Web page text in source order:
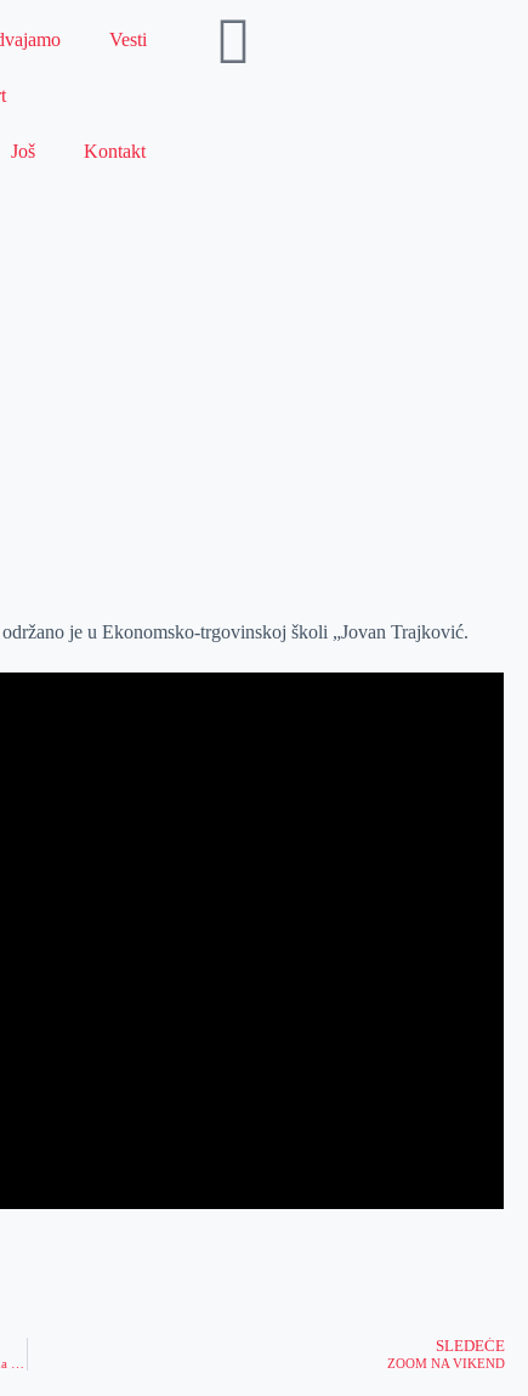
Vesti
Još Kontakt
je u Ekonomsko-trgovinskoj školi „Jovan Trajković.
SLEDEĆE
ZOOM NA VIKEND